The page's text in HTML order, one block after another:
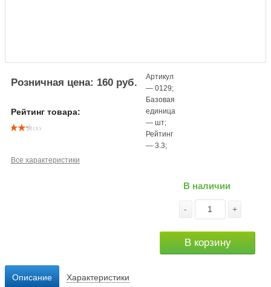
Розничная цена: 160 руб.
Рейтинг товара:
( 1 )
Артикул
—0129;
Базовая
единица
—шт;
Рейтинг
—3.3;
Все характеристики
В наличии
- +
В корзину
Описание Характеристики